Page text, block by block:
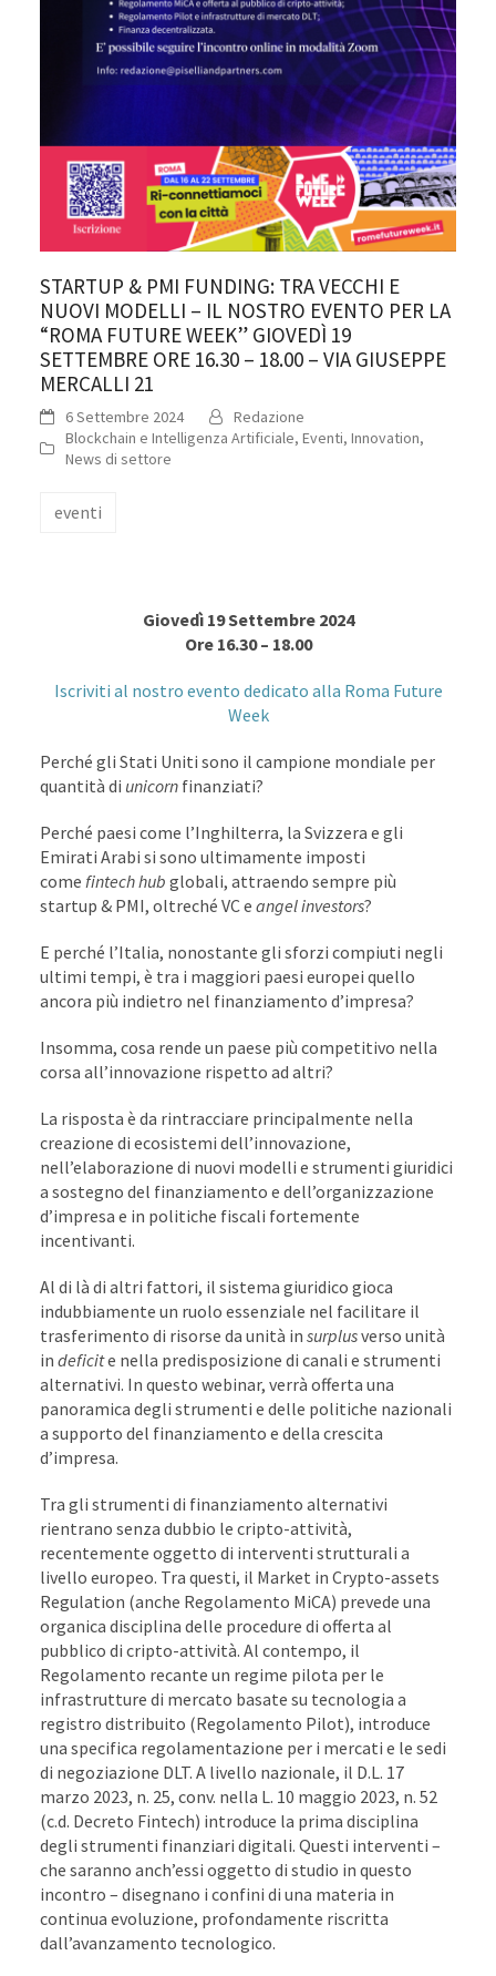
STARTUP & PMI FUNDING: TRA VECCHI E
NUOVI MODELLI – IL NOSTRO EVENTO PER LA
“ROMA FUTURE WEEK” GIOVEDÌ 19
SETTEMBRE ORE 16.30 – 18.00 – VIA GIUSEPPE
MERCALLI 21
6 Settembre 2024
Redazione
Blockchain e Intelligenza Artificiale, Eventi, Innovation,
News di settore
eventi
Giovedì 19 Settembre 2024
Ore 16.30 – 18.00
Iscriviti al nostro evento dedicato alla Roma Future
Week
Perché gli Stati Uniti sono il campione mondiale per
quantità di unicornfinanziati?
Perché paesi come l’Inghilterra, la Svizzera e gli
Emirati Arabi si sono ultimamente imposti
come fintech hub globali, attraendo sempre più
startup & PMI, oltreché VC e angel investors?
E perché l’Italia, nonostante gli sforzi compiuti negli
ultimi tempi, è tra i maggiori paesi europei quello
ancora più indietro nel finanziamento d’impresa?
Insomma, cosa rende un paese più competitivo nella
corsa all’innovazione rispetto ad altri?
La risposta è da rintracciare principalmente nella
creazione di ecosistemi dell’innovazione,
nell’elaborazione di nuovi modelli e strumenti giuridici
a sostegno del finanziamento e dell’organizzazione
d’impresa e in politiche fiscali fortemente
incentivanti.
Al di là di altri fattori, il sistema giuridico gioca
indubbiamente un ruolo essenziale nel facilitare il
trasferimento di risorse da unità in surplusverso unità
in deficite nella predisposizione di canali e strumenti
alternativi. In questo webinar, verrà offerta una
panoramica degli strumenti e delle politiche nazionali
a supporto del finanziamento e della crescita
d’impresa.
Tra gli strumenti di finanziamento alternativi
rientrano senza dubbio le cripto-attività,
recentemente oggetto di interventi strutturali a
livello europeo. Tra questi, il Market in Crypto-assets
Regulation (anche Regolamento MiCA) prevede una
organica disciplina delle procedure di offerta al
pubblico di cripto-attività. Al contempo, il
Regolamento recante un regime pilota per le
infrastrutture di mercato basate su tecnologia a
registro distribuito (Regolamento Pilot), introduce
una specifica regolamentazione per i mercati e le sedi
di negoziazione DLT. A livello nazionale, il D.L. 17
marzo 2023, n. 25, conv. nella L. 10 maggio 2023, n. 52
(c.d. Decreto Fintech) introduce la prima disciplina
degli strumenti finanziari digitali. Questi interventi –
che saranno anch’essi oggetto di studio in questo
incontro – disegnano i confini di una materia in
continua evoluzione, profondamente riscritta
dall’avanzamento tecnologico.